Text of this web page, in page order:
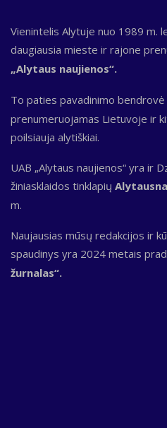
Vienintelis Alytuje nuo 1989 m.
daugiausia mieste ir rajone
„Alytaus naujienos“.
To paties pavadinimo bendrovė
prenumeruojamas Lietuvoje ir
poilsiauja alytiškiai.
UAB „Alytaus naujienos“ yra ir
žiniasklaidos tinklapių
m.
Naujausias mūsų redakcijos ir
spaudinys yra 2024 metais
žurnalas“.